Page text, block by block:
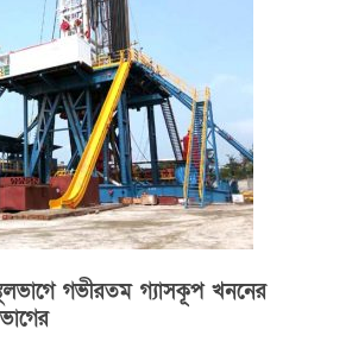
গভীরতম গ্যাসকূপ খননের